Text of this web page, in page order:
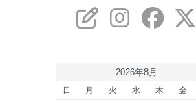
2026年8月
日 月 火 水 木 金